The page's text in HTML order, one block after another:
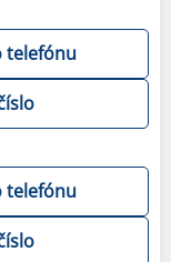
telefónu
telefónu